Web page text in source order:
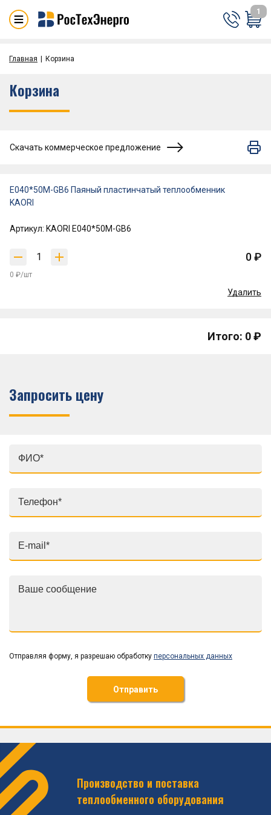
1
Главная Корзина
Корзина
Скачать коммерческое предложение
Е040*50M-GB6 Паяный пластинчатый теплообменник
KAORI
Артикул: KAORI Е040*50M-GB6
0 ₽
0 ₽/шт
Удалить
Итого: 0 ₽
Запросить цену
Отправляя форму, я разрешаю обработку персональных данных
Отправить
Производство и поставка
теплообменного оборудования